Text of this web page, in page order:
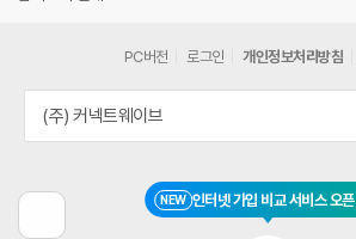
NEW 인터넷 가입 비교 서비스 오픈
PC버전 로그인 개인정보처리방침
(주) 커넥트웨이브